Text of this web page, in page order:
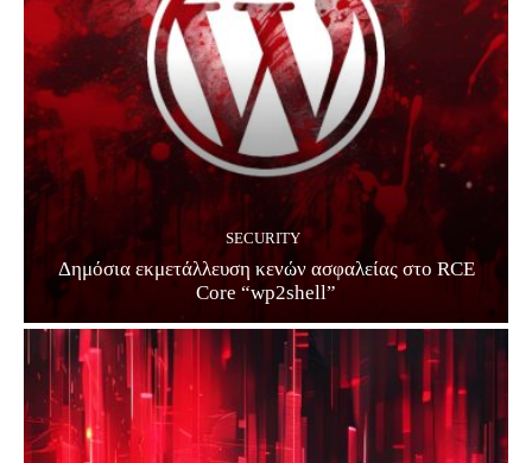
SECURITY
Δημόσια εκμετάλλευση κενών ασφαλείας στο RCE
Core “wp2shell”